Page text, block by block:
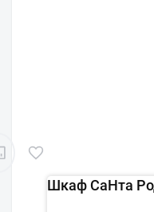
Шкаф СаНта